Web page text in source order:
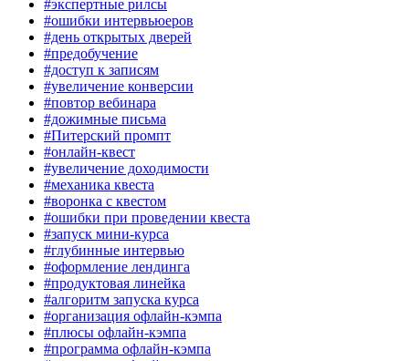
#экспертные рилсы
#ошибки интервьюеров
#день открытых дверей
#предобучение
#доступ к записям
#увеличение конверсии
#повтор вебинара
#дожимные письма
#Питерский промпт
#онлайн-квест
#увеличение доходимости
#механика квеста
#воронка с квестом
#ошибки при проведении квеста
#запуск мини-курса
#глубинные интервью
#оформление лендинга
#продуктовая линейка
#алгоритм запуска курса
#организация офлайн-кэмпа
#плюсы офлайн-кэмпа
#программа офлайн-кэмпа